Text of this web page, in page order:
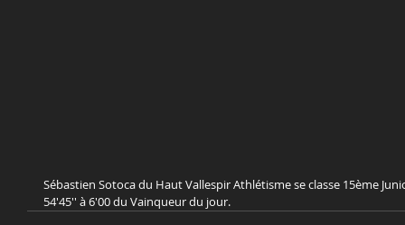
Sébastien Sotoca du Haut Vallespir Athlétisme se classe 15ème
54'45'' à 6'00 du Vainqueur du jour.